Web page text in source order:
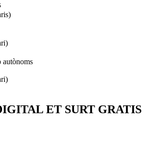
autònoms
ET SURT GRATIS